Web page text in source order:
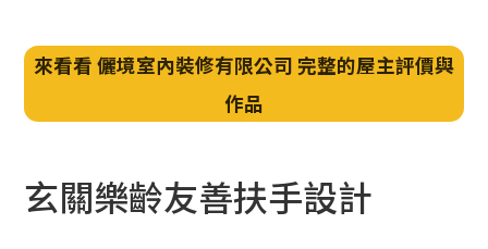
來看看 儷境室內裝修有限公司 完整的屋主評價與
作品
玄關樂齡友善扶手設計